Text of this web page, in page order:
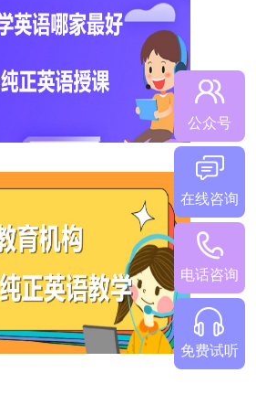
家最好？这四家机构
公众号
在线咨询
电话咨询
免费试听